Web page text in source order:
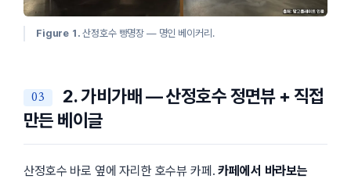
Figure 1. 산정호수 빵명장 — 명인 베이커리.
2. 가비가배 — 산정호수 정면뷰 + 직접
만든 베이글
산정호수 바로 옆에 자리한 호수뷰 카페.카페에서 바라보는